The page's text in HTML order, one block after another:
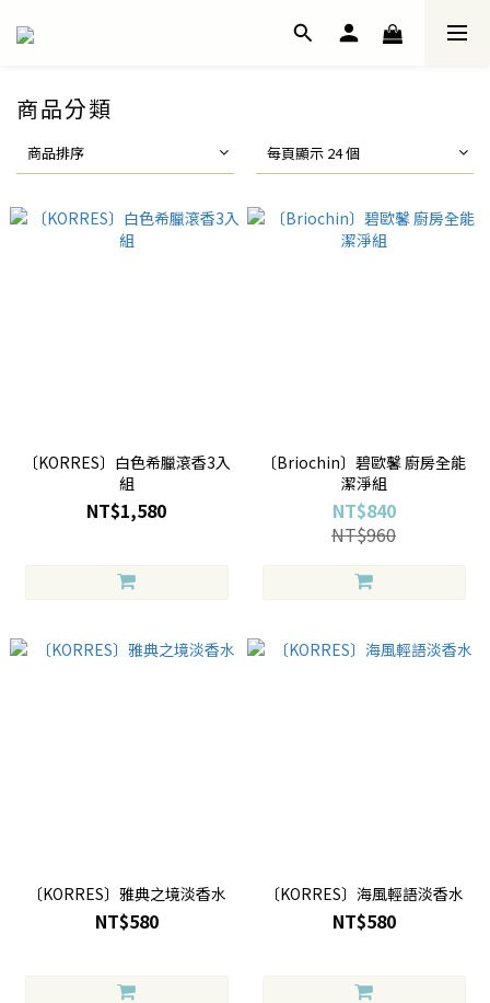
商品分類
商品排序 每頁顯示 24 個
〔KORRES〕白色希臘滾香3入
組
NT$1,580
〔Briochin〕碧歐馨 廚房全能
潔淨組
NT$840
NT$960
〔KORRES〕雅典之境淡香水
NT$580
〔KORRES〕海風輕語淡香水
NT$580